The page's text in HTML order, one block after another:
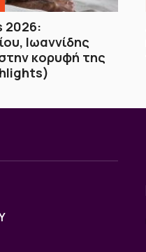
2026:
Ιωαννίδης
κορυφή της